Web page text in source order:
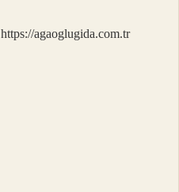
https://agaoglugida.com.tr